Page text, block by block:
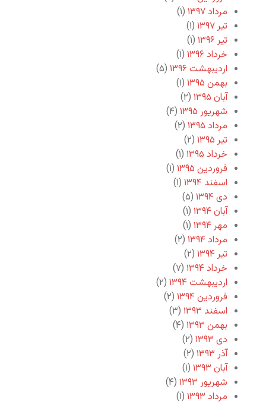
مرداد ۱۳۹۷
(۱)
تیر ۱۳۹۷
(۱)
تیر ۱۳۹۶
(۱)
خرداد ۱۳۹۶
(۱)
اردیبهشت ۱۳۹۶
(۵)
بهمن ۱۳۹۵
(۱)
آبان ۱۳۹۵
(۲)
شهریور ۱۳۹۵
(۴)
مرداد ۱۳۹۵
(۲)
تیر ۱۳۹۵
(۲)
خرداد ۱۳۹۵
(۱)
فروردین ۱۳۹۵
(۱)
اسفند ۱۳۹۴
(۱)
دی ۱۳۹۴
(۵)
آبان ۱۳۹۴
(۱)
مهر ۱۳۹۴
(۱)
مرداد ۱۳۹۴
(۲)
تیر ۱۳۹۴
(۲)
خرداد ۱۳۹۴
(۷)
اردیبهشت ۱۳۹۴
(۲)
فروردین ۱۳۹۴
(۲)
اسفند ۱۳۹۳
(۳)
بهمن ۱۳۹۳
(۴)
دی ۱۳۹۳
(۲)
آذر ۱۳۹۳
(۲)
آبان ۱۳۹۳
(۱)
شهریور ۱۳۹۳
(۴)
مرداد ۱۳۹۳
(۱)